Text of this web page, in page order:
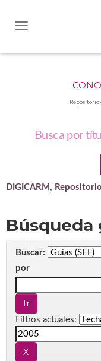
DIGICARM,
Búsqueda
Buscar:
por
Filtros actuales: